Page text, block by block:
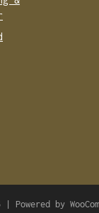
| Powered by